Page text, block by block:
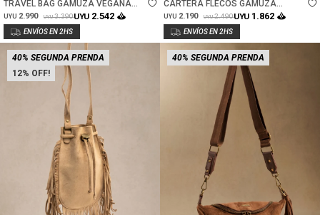
TRAVEL BAG GAMUZA VEGANA
CON CIERRE - BORDEAUX
UYU 2.990 UYU 3.390UYU 2.542
CARTERA FLECOS GAMUZA
VEGANA - CHOCOLATE
UYU 2.190 UYU 2.490UYU 1.862
12
40% SEGUNDA PRENDA 40% SEGUNDA PRENDA